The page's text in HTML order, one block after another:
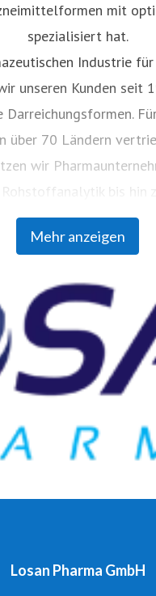
Mehr anzeigen
mit
spezialisiert hat.
Industrie
unseren Kunden seit
über 70 Ländern
wir
bis hin
validierung.
Losan Pharma GmbH